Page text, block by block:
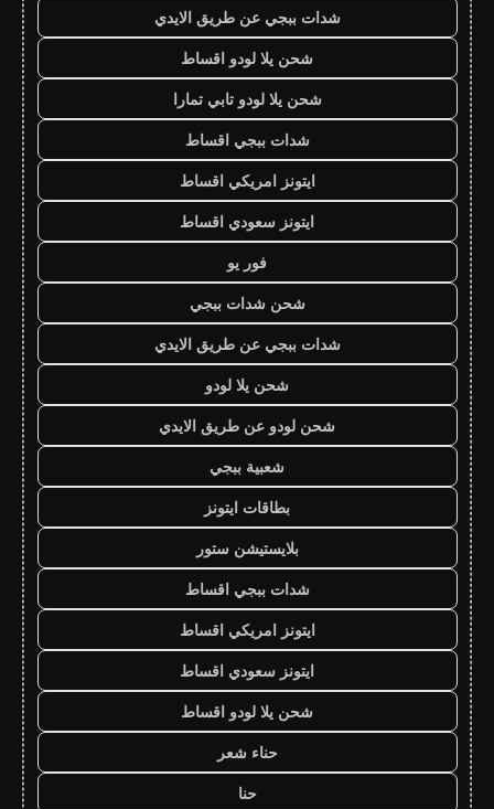
شدات ببجي عن طريق الايدي
شحن يلا لودو اقساط
شحن يلا لودو تابي تمارا
شدات ببجي اقساط
ايتونز امريكي اقساط
ايتونز سعودي اقساط
فور يو
شحن شدات ببجي
شدات ببجي عن طريق الايدي
شحن يلا لودو
شحن لودو عن طريق الايدي
شعبية ببجي
بطاقات ايتونز
بلايستيشن ستور
شدات ببجي اقساط
ايتونز امريكي اقساط
ايتونز سعودي اقساط
شحن يلا لودو اقساط
حناء شعر
حنا